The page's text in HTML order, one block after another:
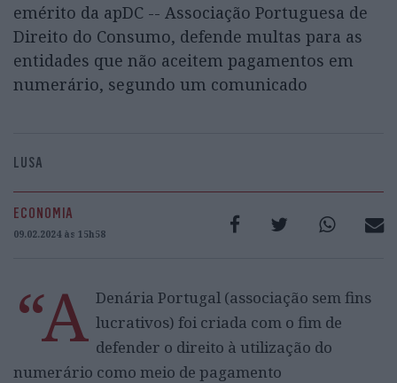
emérito da apDC -- Associação Portuguesa de
Direito do Consumo, defende multas para as
entidades que não aceitem pagamentos em
numerário, segundo um comunicado
LUSA
ECONOMIA
09.02.2024 às 15h58
“A Denária Portugal (associação sem fins
lucrativos) foi criada com o fim de
defender o direito à utilização do
numerário como meio de pagamento